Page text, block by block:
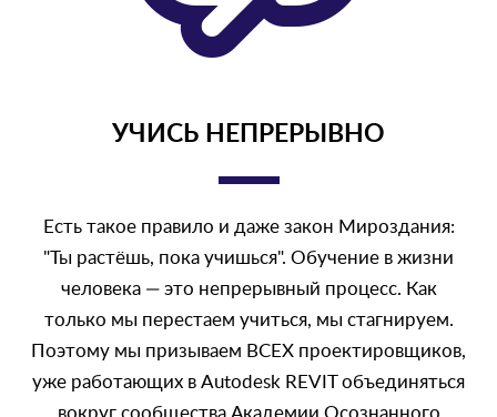
УЧИСЬ НЕПРЕРЫВНО
Есть такое правило и даже закон Мироздания:
"Ты растёшь, пока учишься". Обучение в жизни
человека — это непрерывный процесс. Как
только мы перестаем учиться, мы стагнируем.
Поэтому мы призываем ВСЕХ проектировщиков,
уже работающих в Autodesk REVIT объединяться
вокруг сообщества Академии Осознанного